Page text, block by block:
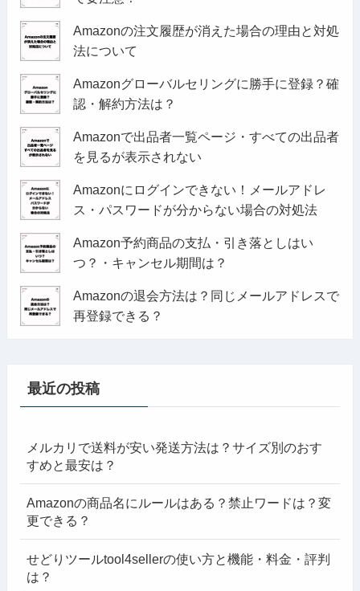
Amazonの注文履歴が消えた場合の理由と対処
法について
Amazonグローバルセリングに勝手に登録？確
認・解約方法は？
Amazonで出品者一覧ページ・すべての出品者
を見るが表示されない
Amazonにログインできない！メールアドレ
ス・パスワードが分からない場合の対処法
Amazon予約商品の支払・引き落としはい
つ？・キャンセル期間は？
Amazonの退会方法は？同じメールアドレスで
再登録できる？
最近の投稿
メルカリで送料が安い発送方法は？サイズ別のおす
すめと最安は？
Amazonの商品名にルールはある？禁止ワードは？変
更できる？
せどりツールtool4sellerの使い方と機能・料金・評判
は？